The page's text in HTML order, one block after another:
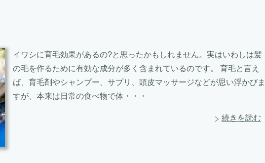
イワシに育毛効果があるの?と思ったかもしれません。実はいわしは髪
の毛を作るために有効な成分が多く含まれているのです。 育毛と言え
ば、育毛剤やシャンプー、サプリ、頭皮マッサージなどが思い浮かびま
すが、本来は日常の食べ物で体・・・
続きを読む